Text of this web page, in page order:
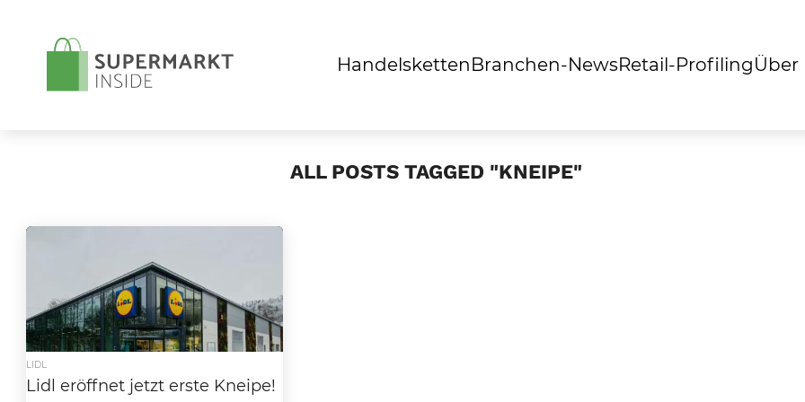
Handelsketten Branchen-NewsRetail-ProfilingÜber
ALL POSTS TAGGED "KNEIPE"
LIDL
Lidl eröffnet jetzt erste Kneipe!